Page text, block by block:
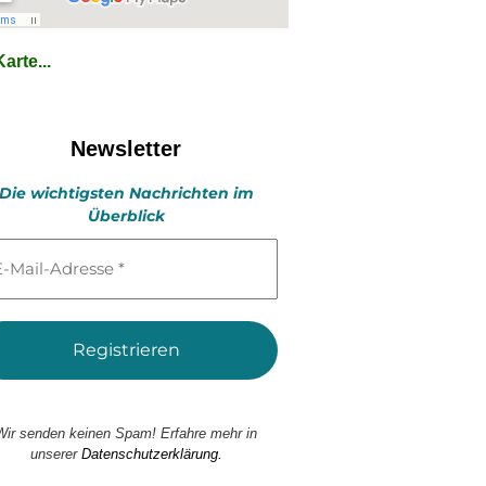
Newsletter
Die wichtigsten Nachrichten im
Überblick
senden keinen Spam! Erfahre mehr in
unserer Datenschutzerklärung.